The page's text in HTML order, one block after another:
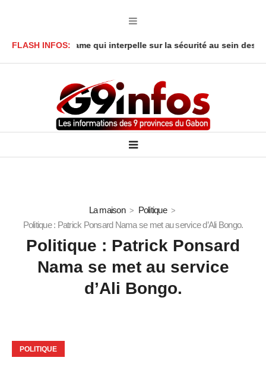
FLASH INFOS:
: Le drame qui interpelle sur la sécurité au sein des foyers
La maison
Politique
Politique : Patrick Ponsard Nama se met au service d’Ali Bongo.
Politique : Patrick Ponsard
Nama se met au service
d’Ali Bongo.
POLITIQUE